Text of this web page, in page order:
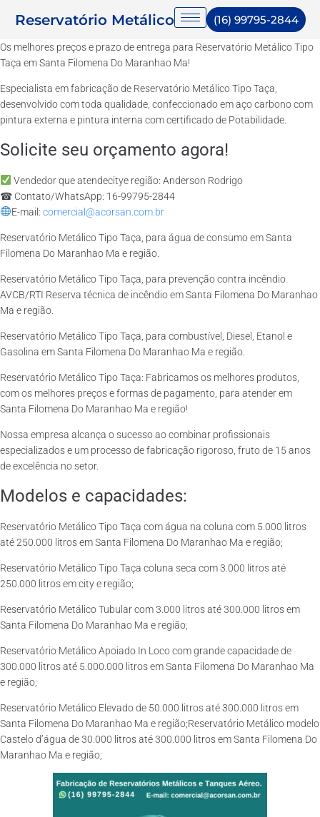
Reservatório Metálico (16) 99795-2844
Os melhores preços e prazo de entrega para Reservatório Metálico Tipo
Taça em Santa Filomena Do Maranhao Ma!
Especialista em fabricação de Reservatório Metálico Tipo Taça,
desenvolvido com toda qualidade, confeccionado em aço carbono com
pintura externa e pintura interna com certificado de Potabilidade.
Solicite seu orçamento agora!
Vendedor que atendecitye região: Anderson Rodrigo
☎ Contato/WhatsApp: 16-99795-2844
E-mail: comercial@acorsan.com.br
Reservatório Metálico Tipo Taça, para água de consumo em Santa
Filomena Do Maranhao Ma e região.
Reservatório Metálico Tipo Taça, para prevenção contra incêndio
AVCB/RTI Reserva técnica de incêndio em Santa Filomena Do Maranhao
Ma e região.
Reservatório Metálico Tipo Taça, para combustível, Diesel, Etanol e
Gasolina em Santa Filomena Do Maranhao Ma e região.
Reservatório Metálico Tipo Taça: Fabricamos os melhores produtos,
com os melhores preços e formas de pagamento, para atender em
Santa Filomena Do Maranhao Ma e região!
Nossa empresa alcança o sucesso ao combinar profissionais
especializados e um processo de fabricação rigoroso, fruto de 15 anos
de excelência no setor.
Modelos e capacidades:
Reservatório Metálico Tipo Taça com água na coluna com 5.000 litros
até 250.000 litros em Santa Filomena Do Maranhao Ma e região;
Reservatório Metálico Tipo Taça coluna seca com 3.000 litros até
250.000 litros em city e região;
Reservatório Metálico Tubular com 3.000 litros até 300.000 litros em
Santa Filomena Do Maranhao Ma e região;
Reservatório Metálico Apoiado In Loco com grande capacidade de
300.000 litros até 5.000.000 litros em Santa Filomena Do Maranhao Ma
e região;
Reservatório Metálico Elevado de 50.000 litros até 300.000 litros em
Santa Filomena Do Maranhao Ma e região;Reservatório Metálico modelo
Castelo d’água de 30.000 litros até 300.000 litros em Santa Filomena Do
Maranhao Ma e região;